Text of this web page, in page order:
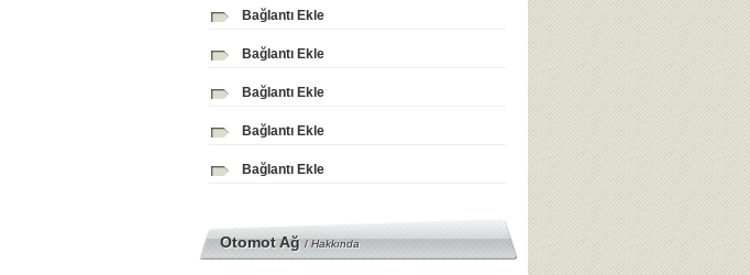
Bağlantı Ekle
Bağlantı Ekle
Bağlantı Ekle
Bağlantı Ekle
Bağlantı Ekle
Otomot Ağ/Hakkında